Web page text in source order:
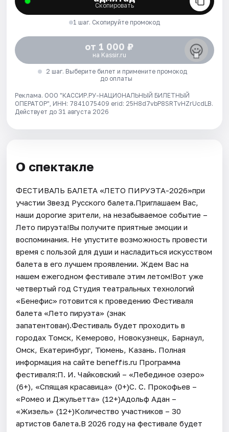
Скопировать
1 шаг. Скопируйте промокод
от 1 000 ₽
на Kassir.ru
2 шаг. Выберите билет и примените промокод
до оплаты
Реклама. ООО "КАССИР.РУ-НАЦИОНАЛЬНЫЙ БИЛЕТНЫЙ
ОПЕРАТОР", ИНН: 7841075409 erid: 25H8d7vbP8SRTvHZrUcdLB.
Действует до 31 августа 2026
О спектакле
ФЕСТИВАЛЬ БАЛЕТА «ЛЕТО ПИРУЭТА-2026»при
участии Звезд Русского балета.Приглашаем Вас,
наши дорогие зрители, на незабываемое событие –
Лето пируэта!Вы получите приятные эмоции и
воспоминания. Не упустите возможность провести
время с пользой для души и насладиться искусством
балета в его лучшем проявлении. Ждем Вас на
нашем ежегодном фестивале этим летом!Вот уже
четвертый год Студия театральных технологий
«Бенефис» готовится к проведению Фестиваля
балета «Лето пируэта» (знак
запатентован).Фестиваль будет проходить в
городах Томск, Кемерово, Новокузнецк, Барнаул,
Омск, Екатеринбург, Тюмень, Казань. Полная
информация на сайте beneffis.ru Программа
фестиваля:П. И. Чайковский – «Лебединое озеро»
(6+), «Спящая красавица» (0+)С. С. Прокофьев –
«Ромео и Джульетта» (12+)Адольф Адан –
«Жизель» (12+)Количество участников – 30
артистов балета.В 2026 году на фестивале будет